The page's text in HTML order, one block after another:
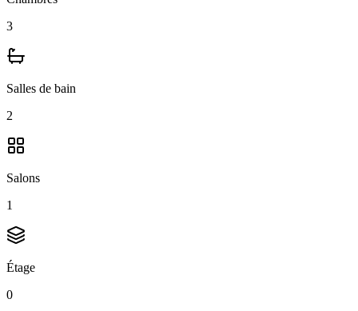
3
Salles de bain
2
Salons
1
Étage
0